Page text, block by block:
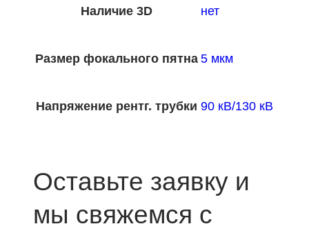
Наличие 3D нет
Размер фокального пятна 5 мкм
Напряжение рентг. трубки 90 кВ/130 кВ
Оставьте заявку и
мы свяжемся с